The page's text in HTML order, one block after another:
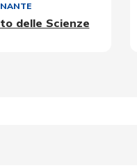
delle Scienze